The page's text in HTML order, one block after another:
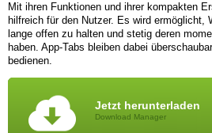
Mit ihren Funktionen und ihrer kompakten
hilfreich für den Nutzer. Es wird ermöglicht,
lange offen zu halten und stetig deren
haben. App-Tabs bleiben dabei
bedienen.
Jetzt herunterladen
Download Manager